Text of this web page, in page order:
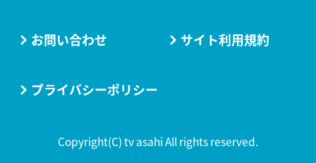
お問い合わせ サイト利用規約
プライバシーポリシー
Copyright(C) tv asahi All rights reserved.